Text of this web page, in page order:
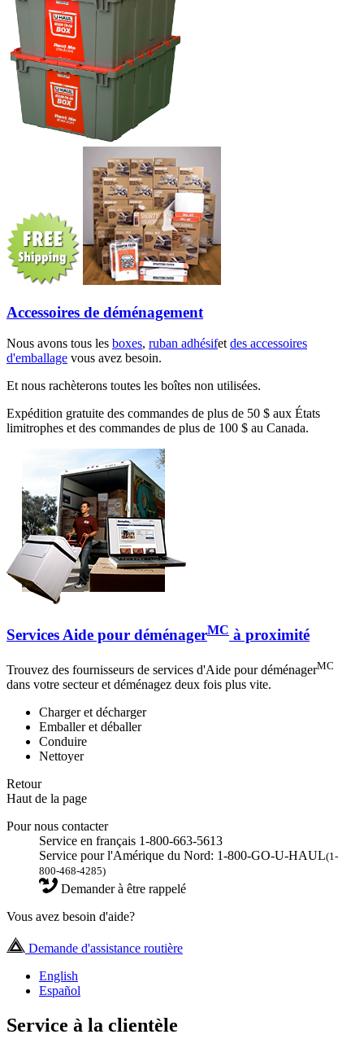
Accessoires de déménagement
Nous avons tous les boxes, ruban adhésifet des accessoires
d'emballage vous avez besoin.
Et nous rachèterons toutes les boîtes non utilisées.
Expédition gratuite des commandes de plus de 50 $ aux États
limitrophes et des commandes de plus de 100 $ au Canada.
Services Aide pour déménagerMC à proximité
Trouvez des fournisseurs de services d'Aide pour déménagerMC
dans votre secteur et déménagez deux fois plus vite.
Charger et décharger
Emballer et déballer
Conduire
Nettoyer
Retour
Haut de la page
Pour nous contacter
Service en français 1-800-663-5613
Service pour l'Amérique du Nord: 1-800-GO-U-HAUL(1-
800-468-4285)
Demander à être rappelé
Vous avez besoin d'aide?
Demande d'assistance routière
English
Español
Service à la clientèle